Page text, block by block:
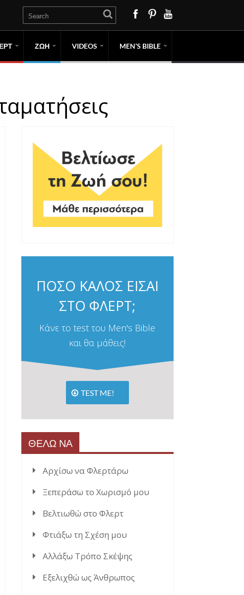
ΖΩΗ VIDEOS MEN’S BIBLE
ΠΟΣΟ ΚΑΛΟΣ ΕΙΣΑΙ
ΣΤΟ ΦΛΕΡΤ;
Κάνε το test του Men's Bible
και θα μάθεις!
TEST ME!
ΘΕΛΩ ΝΑ
Αρχίσω να Φλερτάρω
Ξεπεράσω το Χωρισμό μου
Βελτιωθώ στο Φλερτ
Φτιάξω τη Σχέση μου
Αλλάξω Τρόπο Σκέψης
Εξελιχθώ ως Άνθρωπος